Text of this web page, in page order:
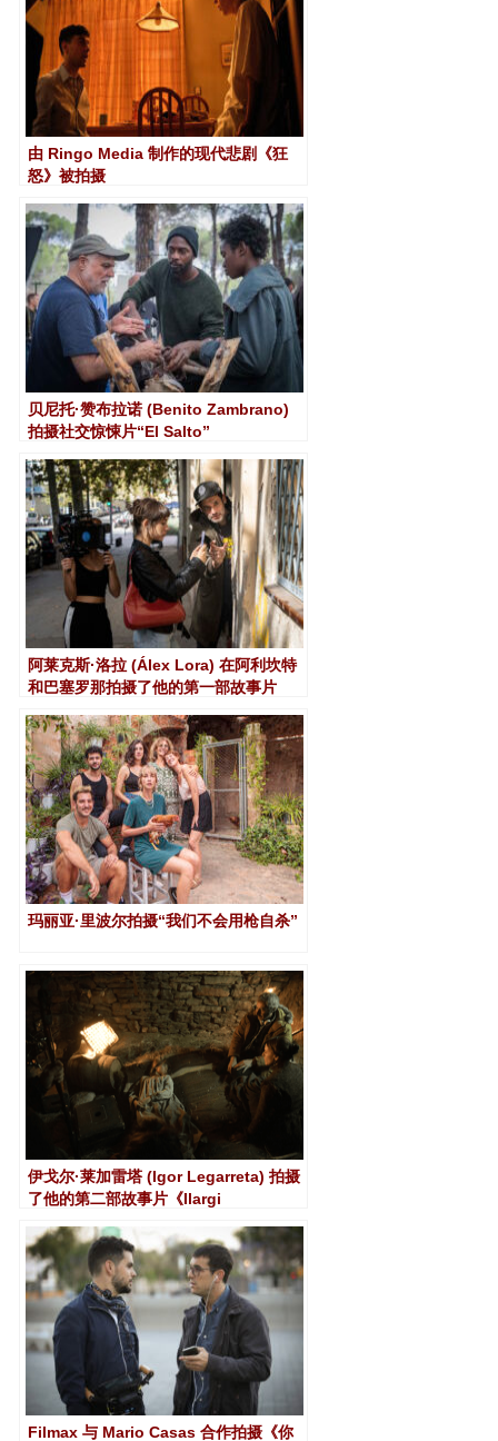
由 Ringo Media 制作的现代悲剧《狂
怒》被拍摄
贝尼托·赞布拉诺 (Benito Zambrano)
拍摄社交惊悚片“El Salto”
阿莱克斯·洛拉 (Álex Lora) 在阿利坎特
和巴塞罗那拍摄了他的第一部故事片
玛丽亚·里波尔拍摄“我们不会用枪自杀”
伊戈尔·莱加雷塔 (Igor Legarreta) 拍摄
了他的第二部故事片《Ilargi
Filmax 与 Mario Casas 合作拍摄《你